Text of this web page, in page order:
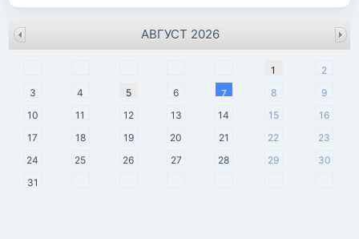
1
2
3
4 5 6 7 8
9
10
11 12 13 14 15
16
17
18 19 20 21 22
23
24
25 26 27 28 29
30
31
АВГУСТ 2026